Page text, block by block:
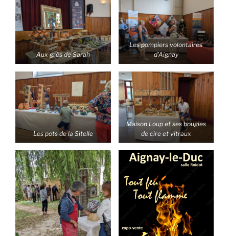
Aux grès de Sarah
Les pompiers volontaires
d’Aignay
Les pots de la Sitelle
Maison Loup et ses bougies
de cire et vitraux